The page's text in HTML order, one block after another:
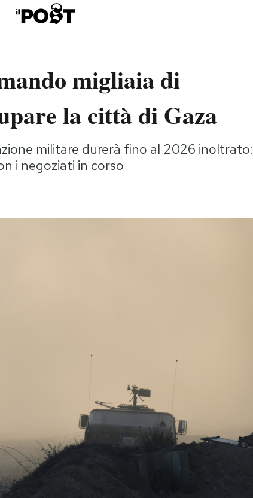
migliaia di
la città di Gaza
militare durerà fino al 2026 inoltrato:
i negoziati in corso